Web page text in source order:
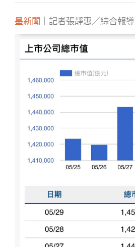
墨新聞 ｜記者張靜惠／綜合報導